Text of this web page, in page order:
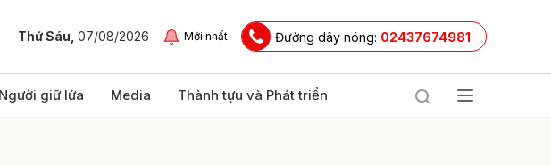
Thứ Sáu, 07/08/2026 Mới nhất Đường dây nóng: 02437674981
Người giữ lửa Media Thành tựu và Phát triển